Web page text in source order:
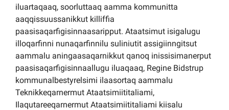
iluartaqaaq, soorluttaaq aamma kommunitta
aaqqissuussanikkut killiffia
paasisaqarfigisinnaasaripput. Ataatsimut isigalugu
illoqarfinni nunaqarfinnilu suliniutit assigiinngitsut
aammalu aningaasaqarnikkut qanoq inissisimanerput
paasisaqarfigisinnaallugu iluaqaaq, Regine Bidstrup
kommunalbestyrelsimi ilaasortaq aammalu
Teknikkeqarnermut Ataatsimiititaliami,
Ilaqutareeqarnermut Ataatsimiititaliami kiisalu